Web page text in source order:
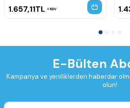
1.657,11TL KDV
E-Bülten
Kampanya ve yeniliklerden haberdar
olun!